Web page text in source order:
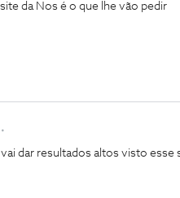
da Nos é o que lhe vão pedir
dar resultados altos visto